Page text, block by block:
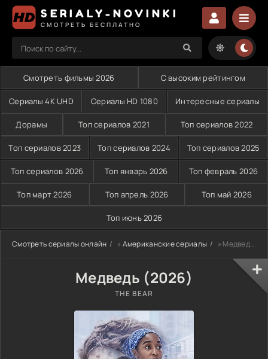
SERIALY-NOVINKI
СМОТРЕТЬ БЕСПЛАТНО
Смотреть фильмы 2026 С высоким рейтингом
Сериалы 4K UHD Сериалы HD 1080 Интересные сериалы
Дорамы Топ сериалов 2021 Топ сериалов 2022
Топ сериалов 2023 Топ сериалов 2024 Топ сериалов 2025
Топ сериалов 2026 Топ январь 2026 Топ февраль 2026
Топ март 2026 Топ апрель 2026 Топ май 2026
Топ июнь 2026
Смотреть сериалы онлайн » Американские сериалы » Медведь (2026)
Медведь (2026)
THE BEAR